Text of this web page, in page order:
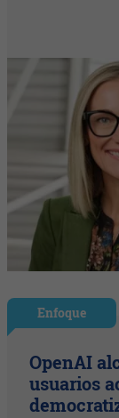
Enfoque
OpenAI
usuarios